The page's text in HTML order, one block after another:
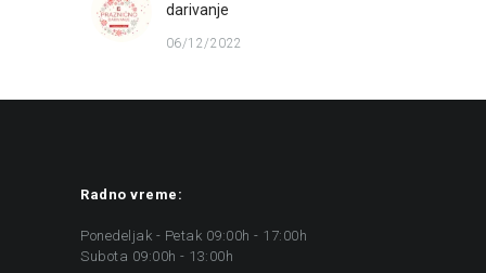
darivanje
06/12/2022
Radno vreme:
Ponedeljak - Petak 09:00h - 17:00h
Subota 09:00h - 13:00h